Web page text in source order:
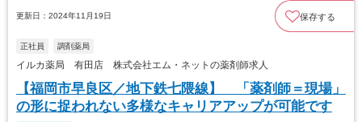
更新日：2024年11月19日 保存する
正社員 調剤薬局
イルカ薬局 有田店 株式会社エム・ネットの薬剤師求人
【福岡市早良区／地下鉄七隈線】 「薬剤師＝現場」
の形に捉われない多様なキャリアアップが可能です